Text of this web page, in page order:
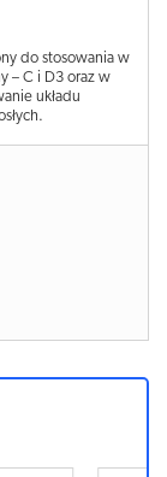
do stosowania w
– C i D3 oraz w
układu